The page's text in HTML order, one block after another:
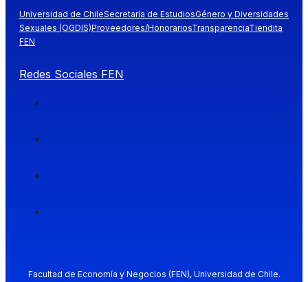
Universidad de ChileSecretaría de EstudiosGénero y Diversidades
Sexuales (OGDIS)Proveedores/HonorariosTransparenciaTiendita
FEN
Redes Sociales FEN
Facultad de Economía y Negocios (FEN), Universidad de Chile.